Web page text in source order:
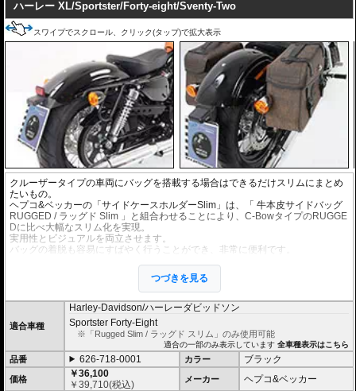
ハーレー XL/Sportster/Forty-eight/Sventy-Two
スワイプでスクロール、クリック(タップ)で拡大表示
クルーザータイプの車両にバッグを搭載する場合はできるだけスリムにまとめ
たいもの。
ヘプコ&ベッカーの「サイドケースホルダーSlim」は、「 牛本皮サイドバッグ
RUGGED / ラッグド Slim 」と組合わせることにより、C-BowタイプのRUGGE
Dに比べ大幅なスリム化を実現。
実用性とビジュアルを両立させます。
バッグの着脱も容易にすばやく行うことができ、非常に便利です。
牛本皮サイドバッグ RUGGED / ラッグド Slim
owタイプのRUGGEDは取付できません。
つづきを見る
適合車種
Harley-Davidson/ハーレーダビッドソン
Sportster Forty-Eight
※「Rugged Slim / ラッグド スリム」のみ使用可能
適合の一部のみ表示しています全車種表示はこちら
品番 626-718-0001 カラー ブラック
価格
￥36,100
￥39,710(税込) メーカー ヘプコ&ベッカー